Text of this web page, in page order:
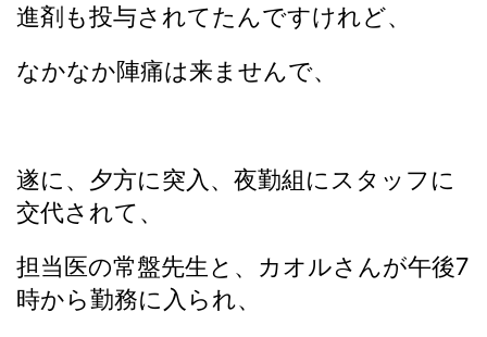
進剤も投与されてたんですけれど、
なかなか陣痛は来ませんで、
遂に、夕方に突入、夜勤組にスタッフに
交代されて、
担当医の常盤先生と、カオルさんが午後7
時から勤務に入られ、